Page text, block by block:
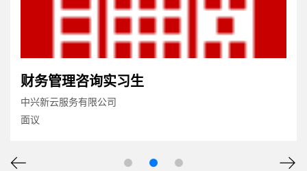
财务管理咨询实习生
中兴新云服务有限公司
面议